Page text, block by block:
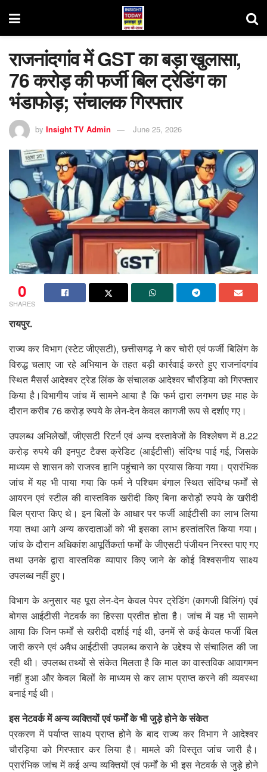
राजनांदगांव में GST का बड़ा खुलासा,
76 करोड़ की फर्जी बिल ट्रेडिंग का
भंडाफोड़; संचालक गिरफ्तार
by Insight TV Admin June 25, 2026
0
SHARES
रायपुर.
राज्य कर विभाग (स्टेट जीएसटी), छत्तीसगढ़ ने कर चोरी एवं फर्जी बिलिंग के
विरुद्ध चलाए जा रहे अभियान के तहत बड़ी कार्रवाई करते हुए राजनांदगांव
स्थित मैसर्स आदेश्वर ट्रेड लिंक के संचालक आदेश्वर चौरड़िया को गिरफ्तार
किया है।विभागीय जांच में सामने आया है कि फर्म द्वारा लगभग छह माह के
दौरान करीब 76 करोड़ रुपये के लेन-देन केवल कागजी रूप से दर्शाए गए।
उपलब्ध अभिलेखों, जीएसटी रिटर्न एवं अन्य दस्तावेजों के विश्लेषण में 8.22
करोड़ रुपये की इनपुट टैक्स क्रेडिट (आईटीसी) संदिग्ध पाई गई, जिसके
माध्यम से शासन को राजस्व हानि पहुंचाने का प्रयास किया गया। प्रारंभिक
जांच में यह भी पाया गया कि फर्म ने पश्चिम बंगाल स्थित संदिग्ध फर्मों से
आयरन एवं स्टील की वास्तविक खरीदी किए बिना करोड़ों रुपये के खरीदी
बिल प्राप्त किए थे। इन बिलों के आधार पर फर्जी आईटीसी का लाभ लिया
गया तथा आगे अन्य करदाताओं को भी इसका लाभ हस्तांतरित किया गया।
जांच के दौरान अधिकांश आपूर्तिकर्ता फर्मों के जीएसटी पंजीयन निरस्त पाए गए
तथा उनके द्वारा वास्तविक व्यापार किए जाने के कोई विश्वसनीय साक्ष्य
उपलब्ध नहीं हुए।
विभाग के अनुसार यह पूरा लेन-देन केवल पेपर ट्रेडिंग (कागजी बिलिंग) एवं
बोगस आईटीसी नेटवर्क का हिस्सा प्रतीत होता है। जांच में यह भी सामने
आया कि जिन फर्मों से खरीदी दर्शाई गई थी, उनमें से कई केवल फर्जी बिल
जारी करने एवं अवैध आईटीसी उपलब्ध कराने के उद्देश्य से संचालित की जा
रही थी। उपलब्ध तथ्यों से संकेत मिलता है कि माल का वास्तविक आवागमन
नहीं हुआ और केवल बिलों के माध्यम से कर लाभ प्राप्त करने की व्यवस्था
बनाई गई थी।
इस नेटवर्क में अन्य व्यक्तियों एवं फर्मों के भी जुड़े होने के संकेत
प्रकरण में पर्याप्त साक्ष्य प्राप्त होने के बाद राज्य कर विभाग ने आदेश्वर
चौरड़िया को गिरफ्तार कर लिया है। मामले की विस्तृत जांच जारी है।
प्रारंभिक जांच में कई अन्य व्यक्तियों एवं फर्मों के भी इस नेटवर्क से जुड़े होने